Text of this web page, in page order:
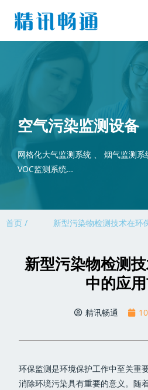
空气污染监测设备
网格化大气监测系统 、 烟气监测系
VOC监测系统…
首页 / 新型污染物检测技术在环
新型污染物检测
中的应
精讯畅通
环保监测是环境保护工作中至关重
消除环境污染具有重要的意义。随